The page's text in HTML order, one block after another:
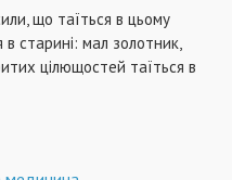
що таїться в цьому
в старині: мал золотник,
цілющостей таїться в